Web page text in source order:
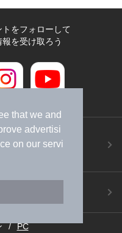
that we and
advertisi
on our servi
をフォローして
を受け取ろう
定クーポンも！
らから
/ PC